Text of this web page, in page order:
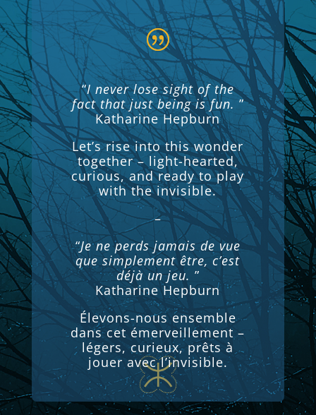
“I never lose sight of the
fact that just being is fun. ”
Katharine Hepburn
Let’s rise into this wonder
together – light-hearted,
curious, and ready to play
with the invisible.
–
“Je ne perds jamais de vue
que simplement être, c’est
déjà un jeu. ”
Katharine Hepburn
Élevons-nous ensemble
dans cet émerveillement –
légers, curieux, prêts à
jouer avec l’invisible.